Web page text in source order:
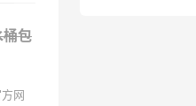
包
网